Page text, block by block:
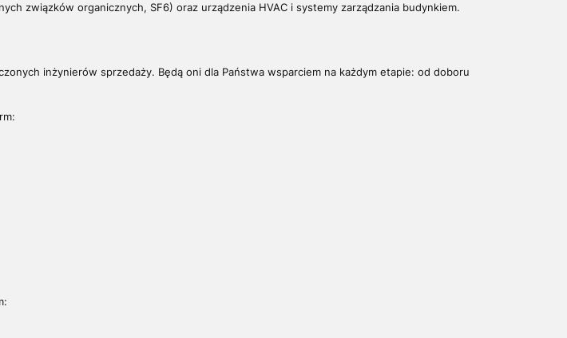
związków organicznych, SF6) oraz urządzenia HVAC i systemy zarządzania budynkiem.
inżynierów sprzedaży. Będą oni dla Państwa wsparciem na każdym etapie: od doboru